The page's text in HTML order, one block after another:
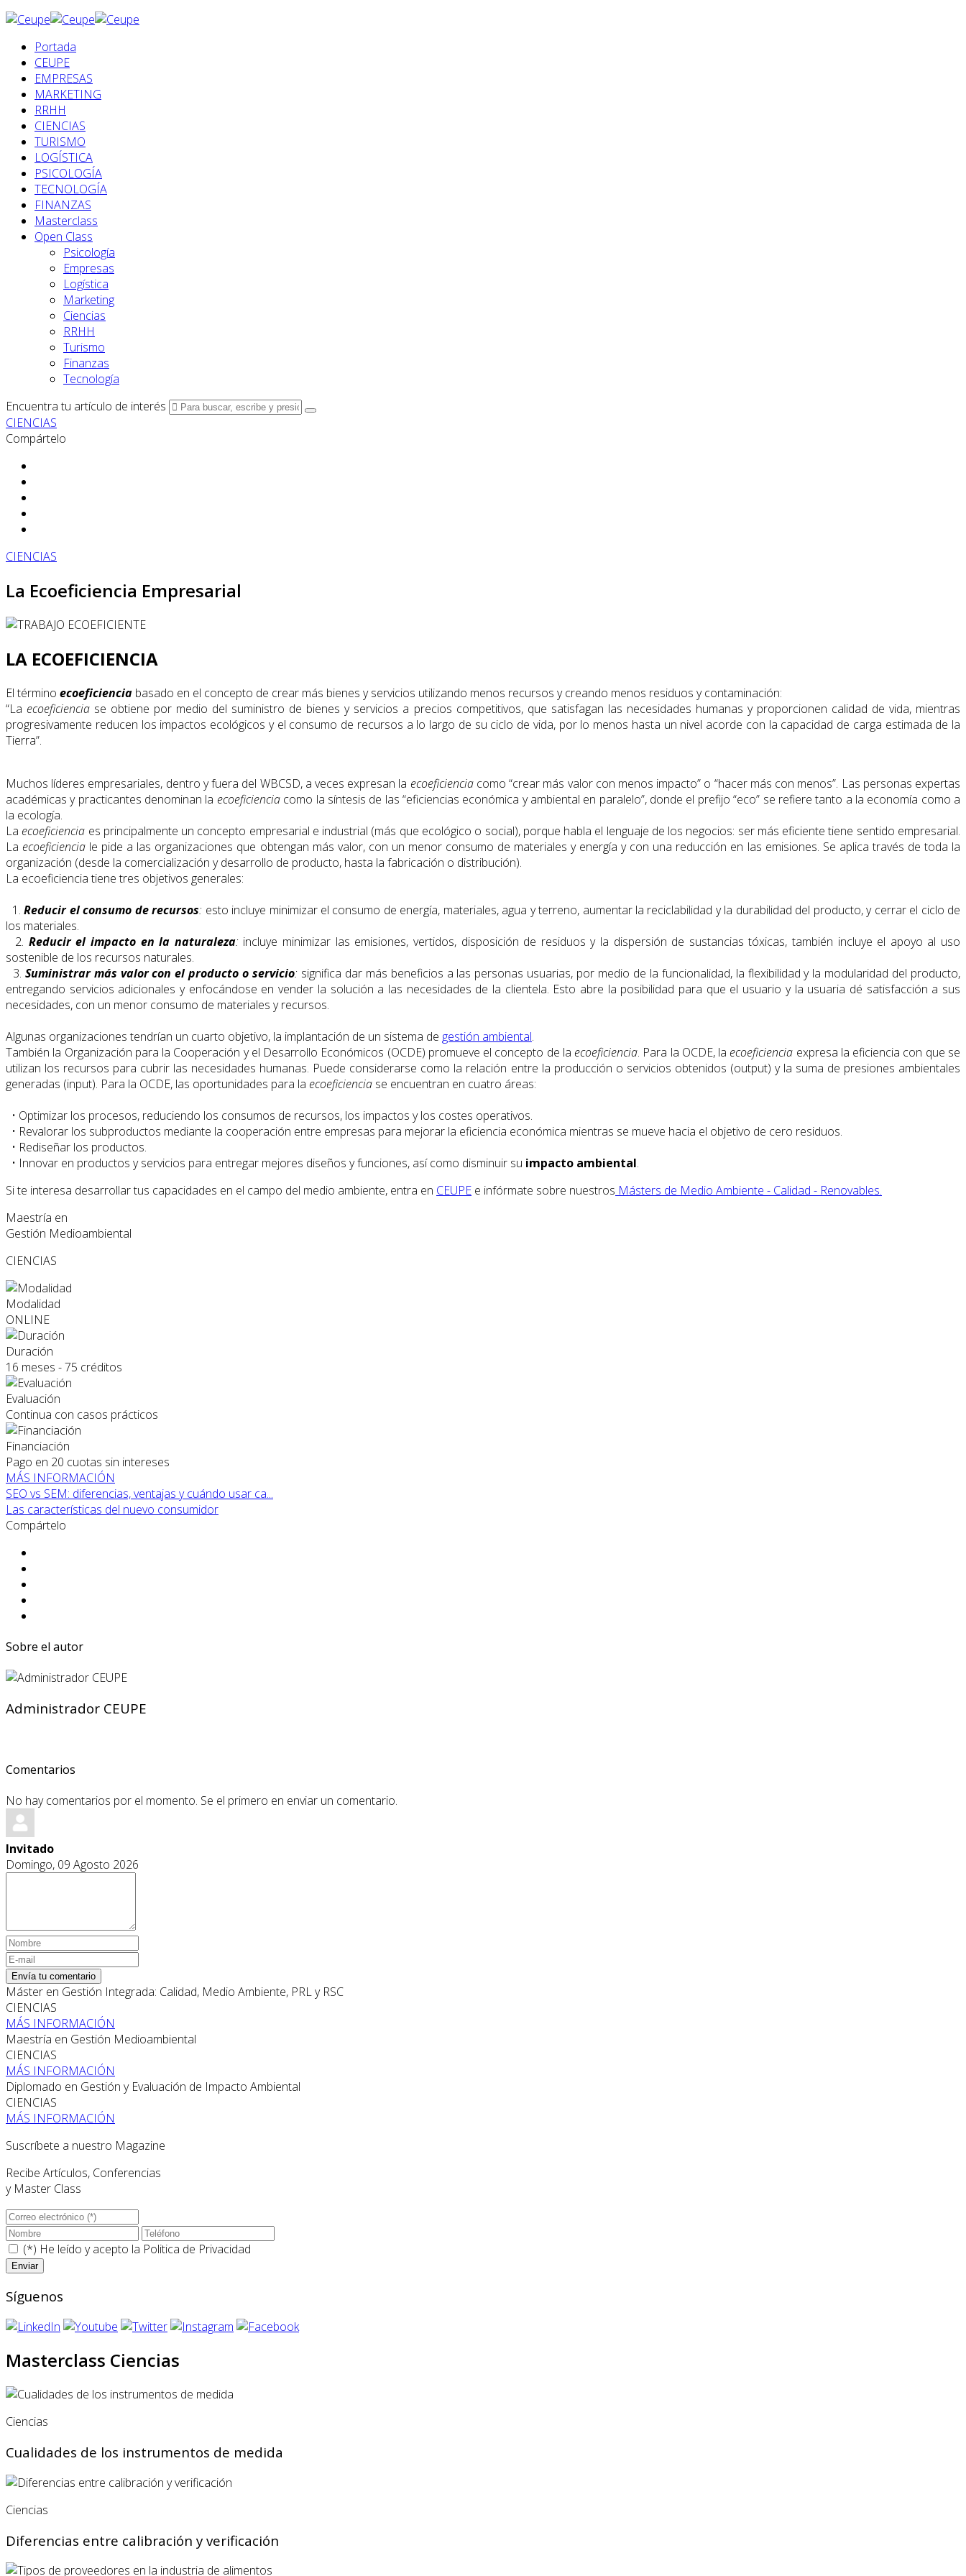
Portada
CEUPE
EMPRESAS
MARKETING
RRHH
CIENCIAS
TURISMO
LOGÍSTICA
PSICOLOGÍA
TECNOLOGÍA
FINANZAS
Masterclass
Open Class
Psicología
Empresas
Logística
Marketing
Ciencias
RRHH
Turismo
Finanzas
Tecnología
Encuentra tu artículo de interés
CIENCIAS
Compártelo
CIENCIAS
La Ecoeficiencia Empresarial
LA ECOEFICIENCIA
El término ecoeficiencia basado en el concepto de crear más bienes y servicios utilizando menos recursos y creando menos residuos y contaminación:
“La ecoeficiencia se obtiene por medio del suministro de bienes y servicios a precios competitivos, que satisfagan las necesidades humanas y proporcionen calidad de vida, mientras
progresivamente reducen los impactos ecológicos y el consumo de recursos a lo largo de su ciclo de vida, por lo menos hasta un nivel acorde con la capacidad de carga estimada de la
Tierra”.
Muchos líderes empresariales, dentro y fuera del WBCSD, a veces expresan la ecoeficienciacomo “crear más valor con menos impacto” o “hacer más con menos”. Las personas expertas
académicas y practicantes denominan la ecoeficienciacomo la síntesis de las “eficiencias económica y ambiental en paralelo”, donde el prefijo “eco” se refiere tanto a la economía como a
la ecología.
La ecoeficiencia es principalmente un concepto empresarial e industrial (más que ecológico o social), porque habla el lenguaje de los negocios: ser más eficiente tiene sentido empresarial.
La ecoeficiencia le pide a las organizaciones que obtengan más valor, con un menor consumo de materiales y energía y con una reducción en las emisiones. Se aplica través de toda la
organización (desde la comercialización y desarrollo de producto, hasta la fabricación o distribución).
La ecoeficiencia tiene tres objetivos generales:
1.Reducir el consumo de recursos: esto incluye minimizar el consumo de energía, materiales, agua y terreno, aumentar la reciclabilidad y la durabilidad del producto, y cerrar el ciclo de
los materiales.
2. Reducir el impacto en la naturaleza:incluye minimizar las emisiones, vertidos, disposición de residuos y la dispersión de sustancias tóxicas, también incluye el apoyo al uso
sostenible de los recursos naturales.
3. Suministrar más valor con el producto o servicio: significa dar más beneficios a las personas usuarias, por medio de la funcionalidad, la flexibilidad y la modularidad del producto,
entregando servicios adicionales y enfocándose en vender la solución a las necesidades de la clientela. Esto abre la posibilidad para que el usuario y la usuaria dé satisfacción a sus
necesidades, con un menor consumo de materiales y recursos.
Algunas organizaciones tendrían un cuarto objetivo, la implantación de un sistema de gestión ambiental.
También la Organización para la Cooperación y el Desarrollo Económicos (OCDE) promueve el concepto de la ecoeficiencia. Para la OCDE, la ecoeficiencia expresa la eficiencia con que se
utilizan los recursos para cubrir las necesidades humanas. Puede considerarse como la relación entre la producción o servicios obtenidos (output) y la suma de presiones ambientales
generadas (input). Para la OCDE, las oportunidades para la ecoeficiencia se encuentran en cuatro áreas:
• Optimizar los procesos, reduciendo los consumos de recursos, los impactos y los costes operativos.
• Revalorar los subproductos mediante la cooperación entre empresas para mejorar la eficiencia económica mientras se mueve hacia el objetivo de cero residuos.
• Rediseñar los productos.
• Innovar en productos y servicios para entregar mejores diseños y funciones, así como disminuir su impacto ambiental.
Si te interesa desarrollar tus capacidades en el campo del medio ambiente, entra en CEUPE e infórmate sobre nuestros Másters de Medio Ambiente - Calidad - Renovables.
Maestría en
Gestión Medioambiental
CIENCIAS
Modalidad
ONLINE
Duración
16 meses - 75 créditos
Evaluación
Continua con casos prácticos
Financiación
Pago en 20 cuotas sin intereses
MÁS INFORMACIÓN
SEO vs SEM: diferencias, ventajas y cuándo usar ca...
Las características del nuevo consumidor
Compártelo
Sobre el autor
Administrador CEUPE
Comentarios
No hay comentarios por el momento. Se el primero en enviar un comentario.
Invitado
Domingo, 09 Agosto 2026
Envía tu comentario
Máster en Gestión Integrada: Calidad, Medio Ambiente, PRL y RSC
CIENCIAS
MÁS INFORMACIÓN
Maestría en Gestión Medioambiental
CIENCIAS
MÁS INFORMACIÓN
Diplomado en Gestión y Evaluación de Impacto Ambiental
CIENCIAS
MÁS INFORMACIÓN
Suscríbete a nuestro Magazine
Recibe Artículos, Conferencias
y Master Class
(*) He leído y acepto la Politica de Privacidad
Síguenos
Masterclass Ciencias
Ciencias
Cualidades de los instrumentos de medida
Ciencias
Diferencias entre calibración y verificación